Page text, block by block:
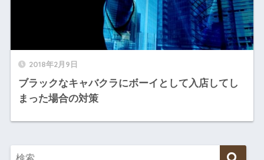
2018年2月9日
ブラックなキャバクラにボーイとして入店してし
まった場合の対策